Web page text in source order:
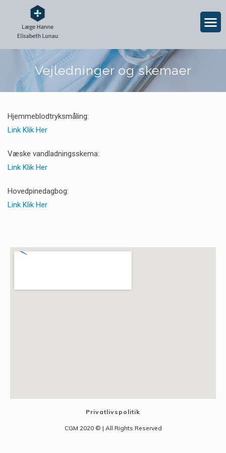
Vejledninger og skemaer
Hjemmeblodtryksmåling:
Link Klik Her
Væske vandladningsskema:
Link Klik Her
Hovedpinedagbog:
Link Klik Her
Privatlivspolitik
CGM 2020 ©​ | All Rights Reserved